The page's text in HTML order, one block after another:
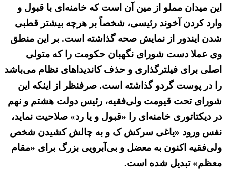
این میدان مملو از مین آن است که خامنه‌ای با قبول و
وارد کردن آخوند رئیسی، شخصاً بر هرچه بیشتر قطبی
شدن ایندور از نمایش صحه گذاشته است. بر این منطق
وی عملا دست شورای نگهبان حکومت را که متولی
اصلی برای فیلترگذاری و حذف کاندیداهای نظام می‌باشد
را در پوست گردو گذاشته است. صرفنظر از اینکه این
شورای تحت قیومت ولی‌فقیه، رئیس دولت هشتم و نهم
در دیکتاتوری خامنه‌ای را «قبول و یا رد» صلاحیت نماید،
نفس ورود «یاغی سرکش ک و به چالش کشیدن شخص
ولی‌فقیه اکنون به معضل و بی‌آبرویی بزرگ برای «مقام
معظم» تبدیل شده است.